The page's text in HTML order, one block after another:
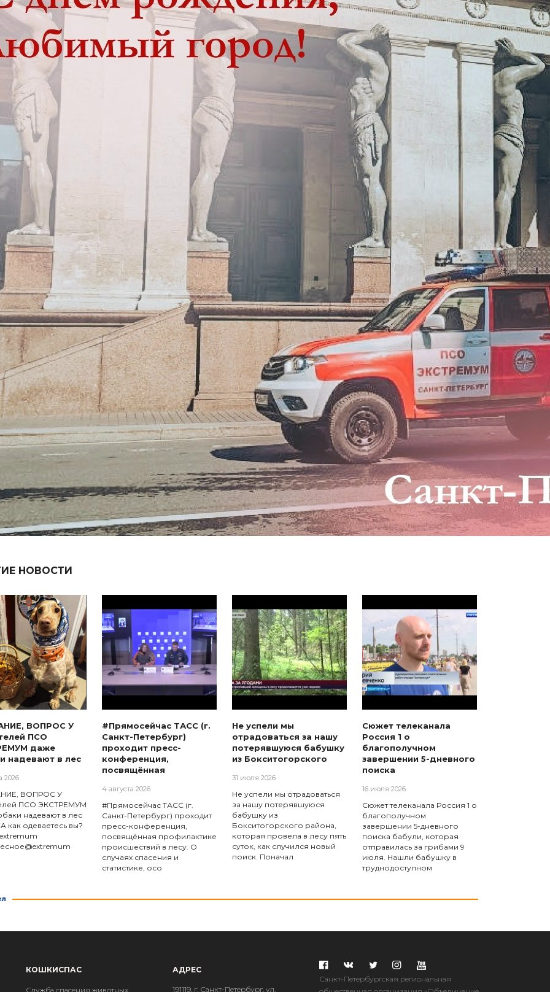
НОВОСТИ
ВОПРОС У
ПСО
даже
надевают в лес
2026
ВОПРОС У
ПСО ЭКСТРЕМУМ
надевают в лес
как одеваетесь вы?
#Прямосейчас ТАСС (г.
Санкт-Петербург)
проходит пресс-
конференция,
посвящённая
4 августа 2026
#Прямосейчас ТАСС (г.
Санкт-Петербург) проходит
пресс-конференция,
посвящённая профилактике
происшествий в лесу. О
случаях спасения и
статистике, осо
Не успели мы
отрадоваться за нашу
потерявшуюся бабушку
из Бокситогорского
31 июля 2026
Не успели мы отрадоваться
за нашу потерявшуюся
бабушку из
Бокситогорского района,
которая провела в лесу пять
суток, как случился новый
поиск. Поначал
Сюжет телеканала
Россия 1 о
благополучном
завершении 5-дневного
поиска
16 июля 2026
Сюжет телеканала Россия 1 о
благополучном
завершении 5-дневного
поиска бабули, которая
отправилась за грибами 9
июля. Нашли бабушку в
труднодоступном
КОШКИСПАС
Служба спасения животных
АДРЕС
191119, г. Санкт-Петербург, ул.
Санкт-Петербургская региональная